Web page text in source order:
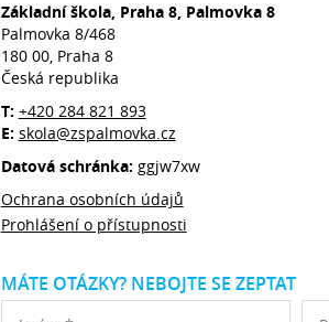
Základní škola, Praha 8, Palmovka 8
Palmovka 8/468
180 00, Praha 8
Česká republika
T: +420 284 821 893
E: skola@zspalmovka.cz
Datová schránka: ggjw7xw
Ochrana osobních údajů
Prohlášení o přístupnosti
MÁTE OTÁZKY? NEBOJTE SE ZEPTAT